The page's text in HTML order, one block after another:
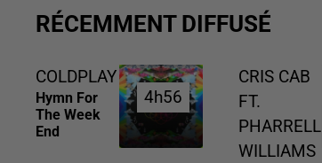
RÉCEMMENT DIFFUSÉ
COLDPLAY
Hymn For
The Week
End
4h56
4h56
CRIS CAB
FT.
PHARRELL
WILLIAMS